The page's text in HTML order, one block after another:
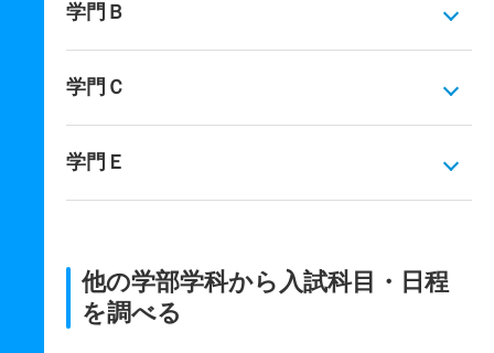
学門Ｂ
学門Ｃ
学門Ｅ
他の学部学科から入試科目・日程
を調べる